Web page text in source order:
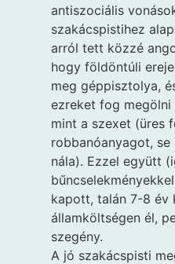
antiszociális
szakácspistihez
arról tett közzé
hogy földöntúli
meg géppisztolya,
ezreket fog
mint a szexet (üres
robbanóanyagot,
nála). Ezzel együtt
kapott, talán 7-8 év
államköltségen él,
szegény.
A jó szakácspisti